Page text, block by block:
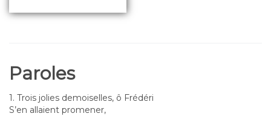
Paroles
1. Trois jolies demoiselles, ô Frédéri
S’en allaient promener,